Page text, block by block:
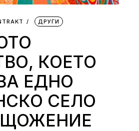
ДРУГИ
КОЕТО
ЕДНО
СЕЛО